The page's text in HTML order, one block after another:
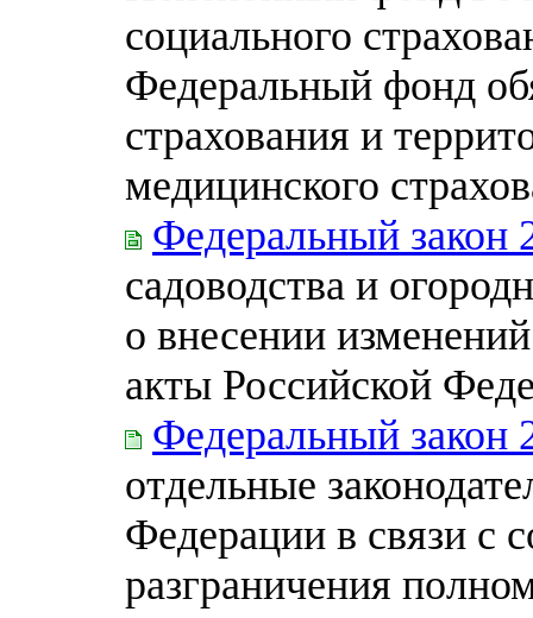
социального
Федеральный фонд
страхования и
медицинского
Федеральный закон
садоводства и
о внесении
акты Российской
Федеральный закон
отдельные
Федерации в связи с
разграничения